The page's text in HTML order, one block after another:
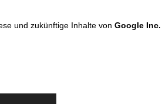
und zukünftige Inhalte von Google Inc.